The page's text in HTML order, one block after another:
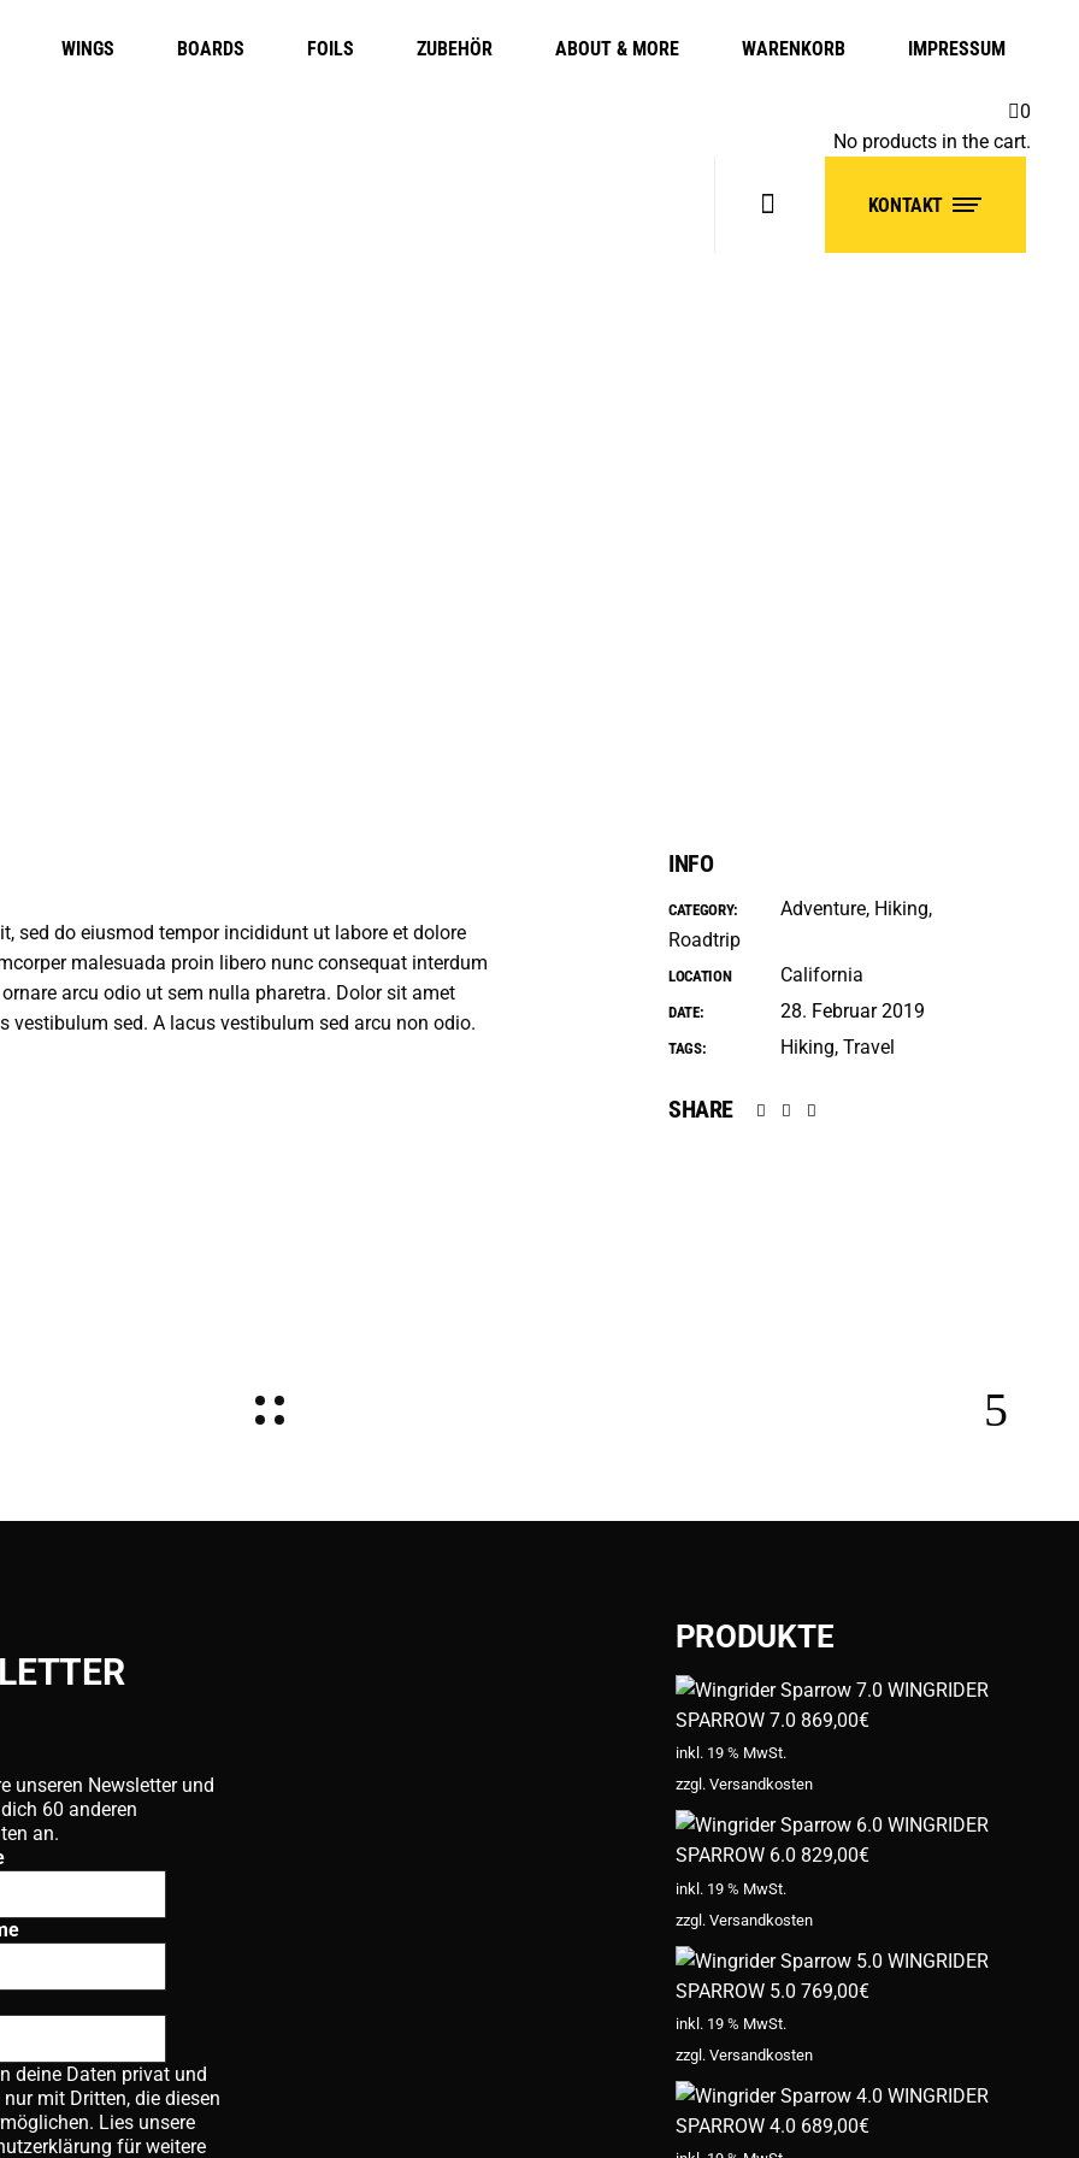
WINGS BOARDS FOILS ZUBEHÖR ABOUT & MORE WARENKORB IMPRESSUM
0
No products in the cart.
KONTAKT
sed do eiusmod tempor incididunt ut labore et dolore
malesuada proin libero nunc consequat interdum
arcu odio ut sem nulla pharetra. Dolor sit amet
sed. A lacus vestibulum sed arcu non odio.
INFO
CATEGORY: Adventure Hiking
Roadtrip
LOCATION California
DATE: 28. Februar 2019
TAGS: Hiking Travel
SHARE
unseren Newsletter und
60 anderen
an.
deine Daten privat und
mit Dritten, die diesen
Lies unsere
für weitere
PRODUKTE
WINGRIDER
SPARROW 7.0 869,00€
inkl. 19 % MwSt.
zzgl. Versandkosten
WINGRIDER
SPARROW 6.0 829,00€
inkl. 19 % MwSt.
zzgl. Versandkosten
WINGRIDER
SPARROW 5.0 769,00€
inkl. 19 % MwSt.
zzgl. Versandkosten
WINGRIDER
SPARROW 4.0 689,00€